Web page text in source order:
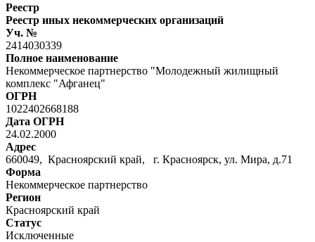
Реестр
Реестр иных некоммерческих организаций
Уч. №
2414030339
Полное наименование
Некоммерческое партнерство "Молодежный жилищный
комплекс "Афганец"
ОГРН
1022402668188
Дата ОГРН
24.02.2000
Адрес
660049, Красноярский край, г. Красноярск, ул. Мира, д.71
Форма
Некоммерческое партнерство
Регион
Красноярский край
Статус
Исключенные